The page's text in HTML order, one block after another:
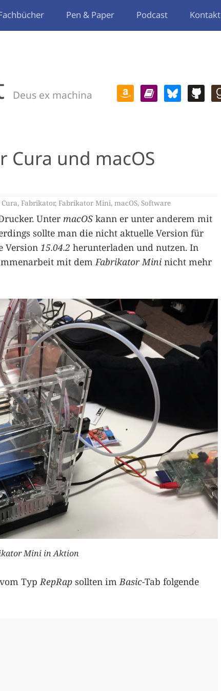
Pen & Paper Podcast Kontakt
Deus ex machina
und macOS
Cura, Fabrikator, Fabrikator Mini, macOS, Software
Unter macOS kann er unter anderem mit
sollte man die nicht aktuelle Version für
Version 15.04.2 herunterladen und nutzen. In
mit demFabrikator Mini nicht mehr
Mini in Aktion
vom TypRepRap sollten imBasic-Tab folgende